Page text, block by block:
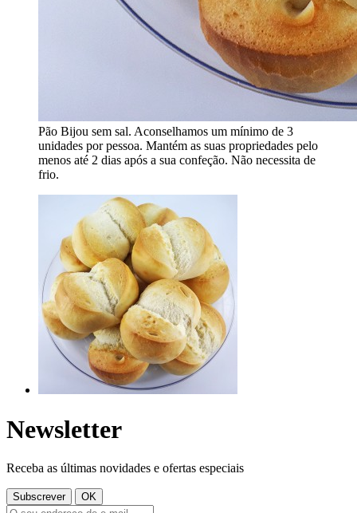
Pão Bijou sem sal. Aconselhamos um mínimo de 3
unidades por pessoa. Mantém as suas propriedades pelo
menos até 2 dias após a sua confeção. Não necessita de
frio.
Newsletter
Receba as últimas novidades e ofertas especiais